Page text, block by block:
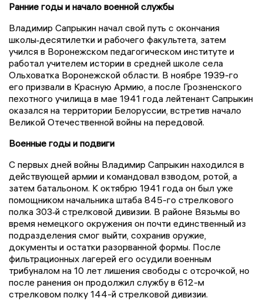
Ранние годы и начало военной службы
Владимир Сапрыкин начал свой путь с окончания
школы‑десятилетки и рабочего факультета, затем
учился в Воронежском педагогическом институте и
работал учителем истории в средней школе села
Ольховатка Воронежской области. В ноябре 1939-го
его призвали в Красную Армию, а после Грозненского
пехотного училища в мае 1941 года лейтенант Сапрыкин
оказался на территории Белоруссии, встретив начало
Великой Отечественной войны на передовой.
Военные годы и подвиги
С первых дней войны Владимир Сапрыкин находился в
действующей армии и командовал взводом, ротой, а
затем батальоном. К октябрю 1941 года он был уже
помощником начальника штаба 845-го стрелкового
полка 303‑й стрелковой дивизии. В районе Вязьмы во
время немецкого окружения он почти единственный из
подразделения смог выйти, сохранив оружие,
документы и остатки разорванной формы. После
фильтрационных лагерей его осудили военным
трибуналом на 10 лет лишения свободы с отсрочкой, но
после ранения он продолжил службу в 612-м
стрелковом полку 144-й стрелковой дивизии.